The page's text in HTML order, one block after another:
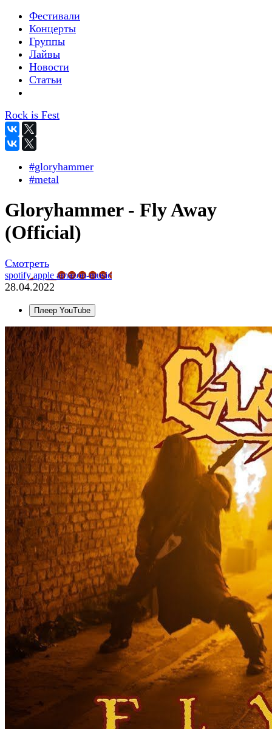
Фестивали
Концерты
Группы
Лайвы
Новости
Статьи
Rock is Fest
#gloryhammer
#metal
Gloryhammer - Fly Away
(Official)
Смотреть
spotifyapple amazon-music
28.04.2022
Плеер YouTube